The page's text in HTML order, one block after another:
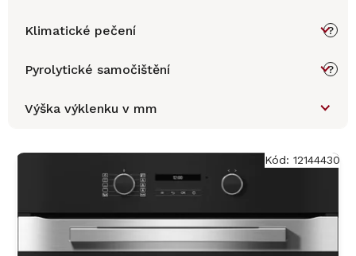
Klimatické pečení ?
Pyrolytické samočištění ?
Výška výklenku v mm
Kód: 12144430